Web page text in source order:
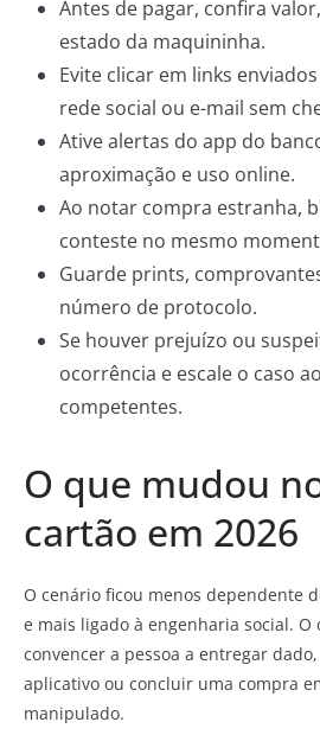
Antes de pagar, confira
estado da maquininha.
Evite clicar em links
rede social ou e-mail sem
Ative alertas do app do
aproximação e uso online.
Ao notar compra estranha,
conteste no mesmo
Guarde prints,
número de protocolo.
Se houver prejuízo ou
ocorrência e escale o caso
competentes.
O que mudou
cartão em 2026
O cenário ficou menos dependente
e mais ligado à engenharia social. O
convencer a pessoa a entregar
aplicativo ou concluir uma compra
manipulado.